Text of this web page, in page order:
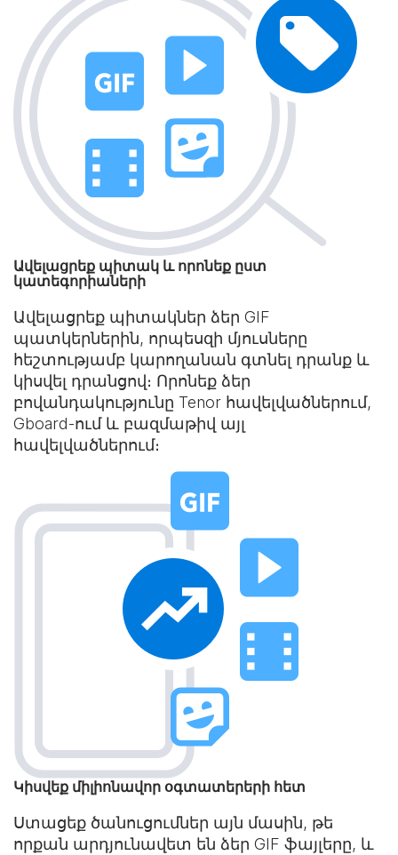
Ավելացրեք պիտակ և որոնեք ըստ
կատեգորիաների
Ավելացրեք պիտակներ ձեր GIF
պատկերներին, որպեսզի մյուսները
հեշտությամբ կարողանան գտնել դրանք և
կիսվել դրանցով։ Որոնեք ձեր
բովանդակությունը Tenor հավելվածներում,
Gboard-ում և բազմաթիվ այլ
հավելվածներում։
Կիսվեք միլիոնավոր օգտատերերի հետ
Ստացեք ծանուցումներ այն մասին, թե
որքան արդյունավետ են ձեր GIF ֆայլերը, և